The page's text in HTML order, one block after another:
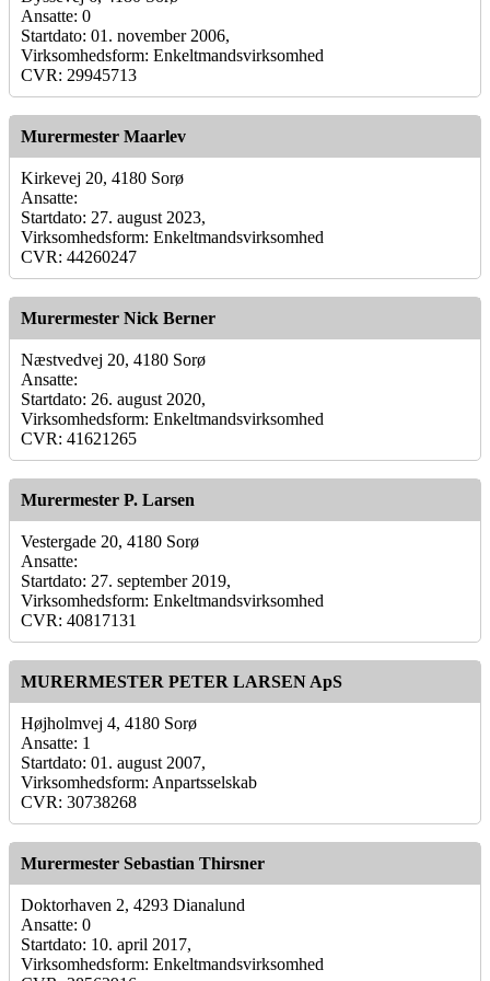
Ansatte: 0
Startdato: 01. november 2006,
Virksomhedsform: Enkeltmandsvirksomhed
CVR: 29945713
Murermester Maarlev
Kirkevej 20, 4180 Sorø
Ansatte:
Startdato: 27. august 2023,
Virksomhedsform: Enkeltmandsvirksomhed
CVR: 44260247
Murermester Nick Berner
Næstvedvej 20, 4180 Sorø
Ansatte:
Startdato: 26. august 2020,
Virksomhedsform: Enkeltmandsvirksomhed
CVR: 41621265
Murermester P. Larsen
Vestergade 20, 4180 Sorø
Ansatte:
Startdato: 27. september 2019,
Virksomhedsform: Enkeltmandsvirksomhed
CVR: 40817131
MURERMESTER PETER LARSEN ApS
Højholmvej 4, 4180 Sorø
Ansatte: 1
Startdato: 01. august 2007,
Virksomhedsform: Anpartsselskab
CVR: 30738268
Murermester Sebastian Thirsner
Doktorhaven 2, 4293 Dianalund
Ansatte: 0
Startdato: 10. april 2017,
Virksomhedsform: Enkeltmandsvirksomhed